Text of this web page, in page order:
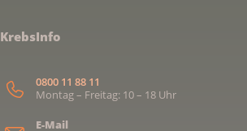
KrebsInfo
0800 11 88 11
Montag – Freitag: 10 – 18 Uhr
E-Mail